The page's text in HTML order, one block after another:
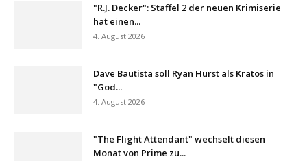
"R.J. Decker": Staffel 2 der neuen Krimiserie
hat einen...
4. August 2026
Dave Bautista soll Ryan Hurst als Kratos in
"God...
4. August 2026
"The Flight Attendant" wechselt diesen
Monat von Prime zu...